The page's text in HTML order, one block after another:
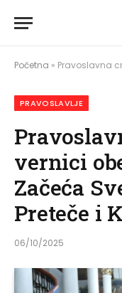
Početna » Pravoslavna crkva i
PRAVOSLAVLJE
vernici
Začeća
Preteče i
06/10/2025